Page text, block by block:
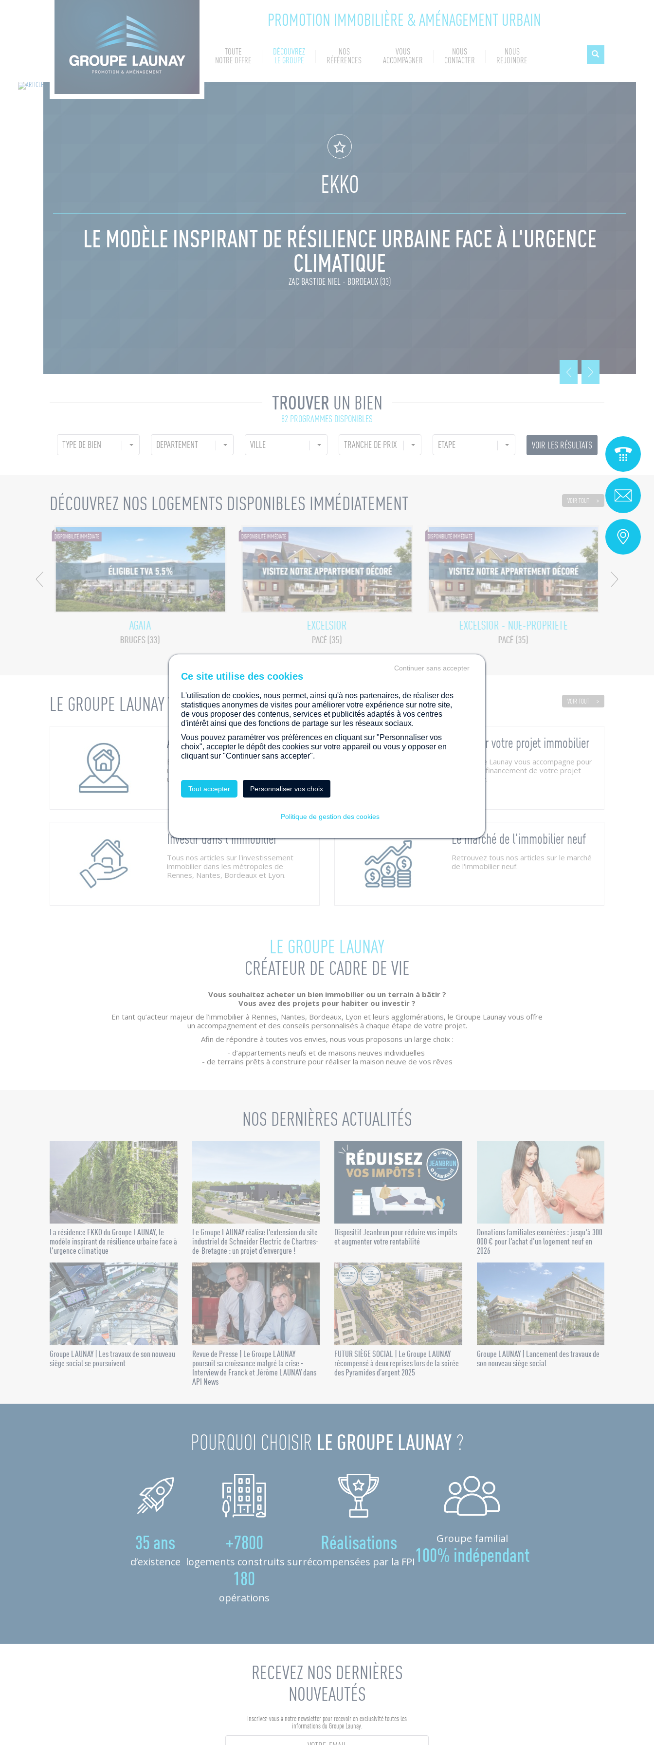
PROMOTION IMMOBILIÈRE & AMÉNAGEMENT URBAIN
TOUTE
NOTRE OFFRE
DÉCOUVREZ
LE GROUPE
NOS
RÉFÉRENCES
VOUS
ACCOMPAGNER
NOUS
CONTACTER
NOUS
REJOINDRE
EKKO
LE MODÈLE INSPIRANT DE RÉSILIENCE URBAINE FACE À L'URGENCE
CLIMATIQUE
ZAC BASTIDE NIEL - BORDEAUX (33)
TROUVER UN BIEN
82 PROGRAMMES DISPONIBLES
TYPE DE BIEN DÉPARTEMENT VILLE TRANCHE DE PRIX ÉTAPE
DÉCOUVREZ NOS LOGEMENTS DISPONIBLES IMMÉDIATEMENT VOIR TOUT
DISPONIBILITÉ IMMÉDIATE
AGATA
BRUGES (33)
DISPONIBILITÉ IMMÉDIATE
EXCELSIOR
PACÉ (35)
DISPONIBILITÉ IMMÉDIATE
EXCELSIOR - NUE-PROPRIÉTÉ
PACÉ (35)
DISPONIBILITÉ
LE GROUPE LAUNAY VOUS ACCOMPAGNE VOIR TOUT
Acheter votre terrain
En tant que spécialiste de l’aménagement
urbain, le Groupe Launay vous propose
une large offre de terrains à bâtir,...
Financer votre projet immobilier
Le Groupe Launay vous accompagne pour
étudier le financement de votre projet
immobilier.
Investir dans l'immobilier
Tous nos articles sur l'investissement
immobilier dans les métropoles de
Rennes, Nantes, Bordeaux et Lyon.
Le marché de l'immobilier neuf
Retrouvez tous nos articles sur le marché
de l'immobilier neuf.
LE GROUPE LAUNAY
CRÉATEUR DE CADRE DE VIE
Vous souhaitez acheter un bien immobilier ou un terrain à bâtir ?
Vous avez des projets pour habiter ou investir ?
En tant qu’acteur majeur de l’immobilier à Rennes, Nantes, Bordeaux, Lyon et leurs agglomérations, le Groupe Launay vous offre
un accompagnement et des conseils personnalisés à chaque étape de votre projet.
Afin de répondre à toutes vos envies, nous vous proposons un large choix :
- d’appartements neufs et de maisons neuves individuelles
- de terrains prêts à construire pour réaliser la maison neuve de vos rêves
NOS DERNIÈRES ACTUALITÉS
La résidence EKKO du Groupe LAUNAY, le
modèle inspirant de résilience urbaine face à
l'urgence climatique
Le Groupe LAUNAY réalise l'extension du site
industriel de Schneider Electric de Chartres-
de-Bretagne : un projet d'envergure !
Dispositif Jeanbrun pour réduire vos impôts
et augmenter votre rentabilité
Donations familiales exonérées : jusqu'à 300
000 € pour l'achat d'un logement neuf en
2026
Groupe LAUNAY | Les travaux de son nouveau
siège social se poursuivent
Revue de Presse | Le Groupe LAUNAY
poursuit sa croissance malgré la crise -
Interview de Franck et Jérôme LAUNAY dans
API News
FUTUR SIÈGE SOCIAL | Le Groupe LAUNAY
récompensé à deux reprises lors de la soirée
des Pyramides d’argent 2025
Groupe LAUNAY | Lancement des travaux de
son nouveau siège social
POURQUOI CHOISIR LE GROUPE LAUNAY ?
35 ans
d’existence
+7800
logements construits sur
180
opérations
Réalisations
récompensées par la FPI
Groupe familial
100% indépendant
RECEVEZ NOS DERNIÈRES
NOUVEAUTÉS
Inscrivez-vous à notre newsletter pour recevoir en exclusivité toutes les
informations du Groupe Launay.
L'utilisation de cookies, nous permet, ainsi qu'à nos partenaires, de réaliser des
statistiques anonymes de visites pour améliorer votre expérience sur notre site,
de vous proposer des contenus, services et publicités adaptés à vos centres
d'intérêt ainsi que des fonctions de partage sur les réseaux sociaux.
Vous pouvez paramétrer vos préférences en cliquant sur "Personnaliser vos
choix", accepter le dépôt des cookies sur votre appareil ou vous y opposer en
cliquant sur "Continuer sans accepter".
Tout accepter
Continuer sans accepter
Personnaliser vos choix
Politique de gestion des cookies